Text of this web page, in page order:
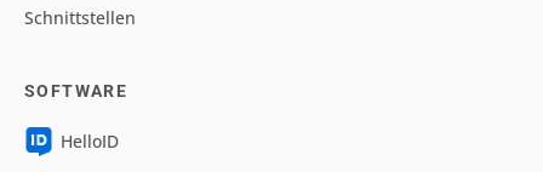
Schnittstellen
SOFTWARE
HelloID